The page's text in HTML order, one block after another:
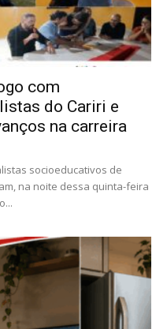
com
do Cariri e
na carreira
socioeducativos de
na noite dessa quinta-feira